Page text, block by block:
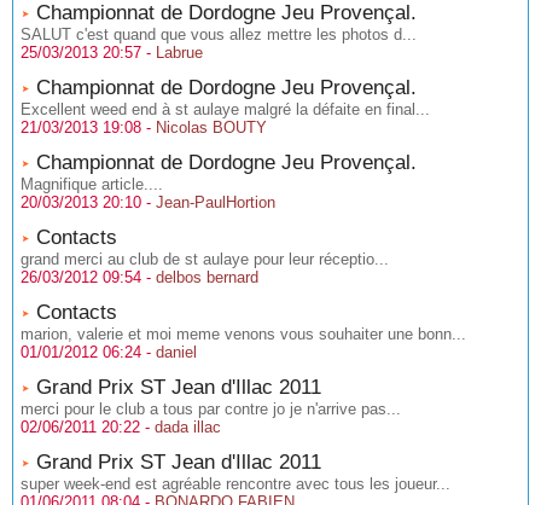
Championnat de Dordogne Jeu Provençal.
SALUT c'est quand que vous allez mettre les photos d...
25/03/2013 20:57 - Labrue
Championnat de Dordogne Jeu Provençal.
Excellent weed end à st aulaye malgré la défaite en final...
21/03/2013 19:08 - Nicolas BOUTY
Championnat de Dordogne Jeu Provençal.
Magnifique article....
20/03/2013 20:10 - Jean-PaulHortion
Contacts
grand merci au club de st aulaye pour leur réceptio...
26/03/2012 09:54 - delbos bernard
Contacts
marion, valerie et moi meme venons vous souhaiter une bonn...
01/01/2012 06:24 - daniel
Grand Prix ST Jean d'Illac 2011
merci pour le club a tous par contre jo je n'arrive pas...
02/06/2011 20:22 - dada illac
Grand Prix ST Jean d'Illac 2011
super week-end est agréable rencontre avec tous les joueur...